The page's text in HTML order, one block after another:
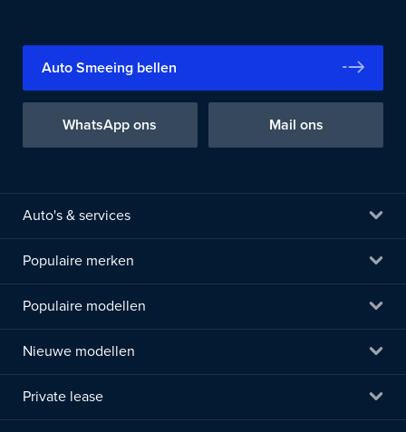
Auto Smeeing bellen
WhatsApp ons Mail ons
Auto's & services
Populaire merken
Populaire modellen
Nieuwe modellen
Private lease